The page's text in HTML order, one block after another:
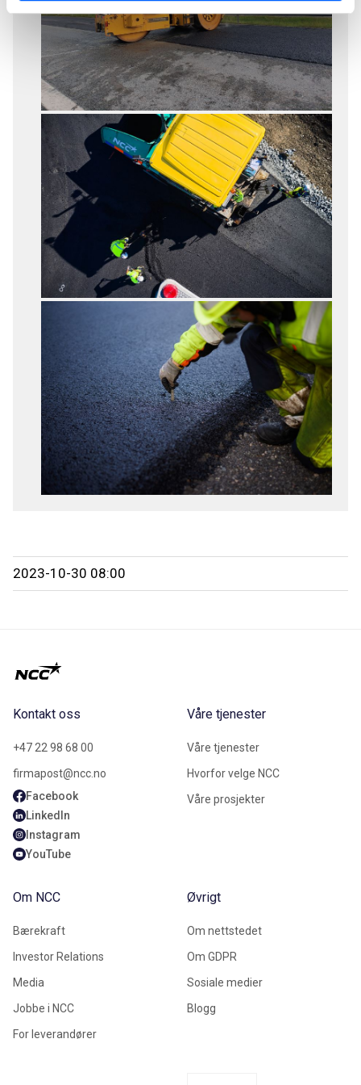
2023-10-30 08:00
Kontakt oss
+47 22 98 68 00
firmapost@ncc.no
Facebook
LinkedIn
Instagram
YouTube
Våre tjenester
Våre tjenester
Hvorfor velge NCC
Våre prosjekter
Om NCC
Bærekraft
Investor Relations
Media
Jobbe i NCC
For leverandører
Øvrigt
Om nettstedet
Om GDPR
Sosiale medier
Blogg